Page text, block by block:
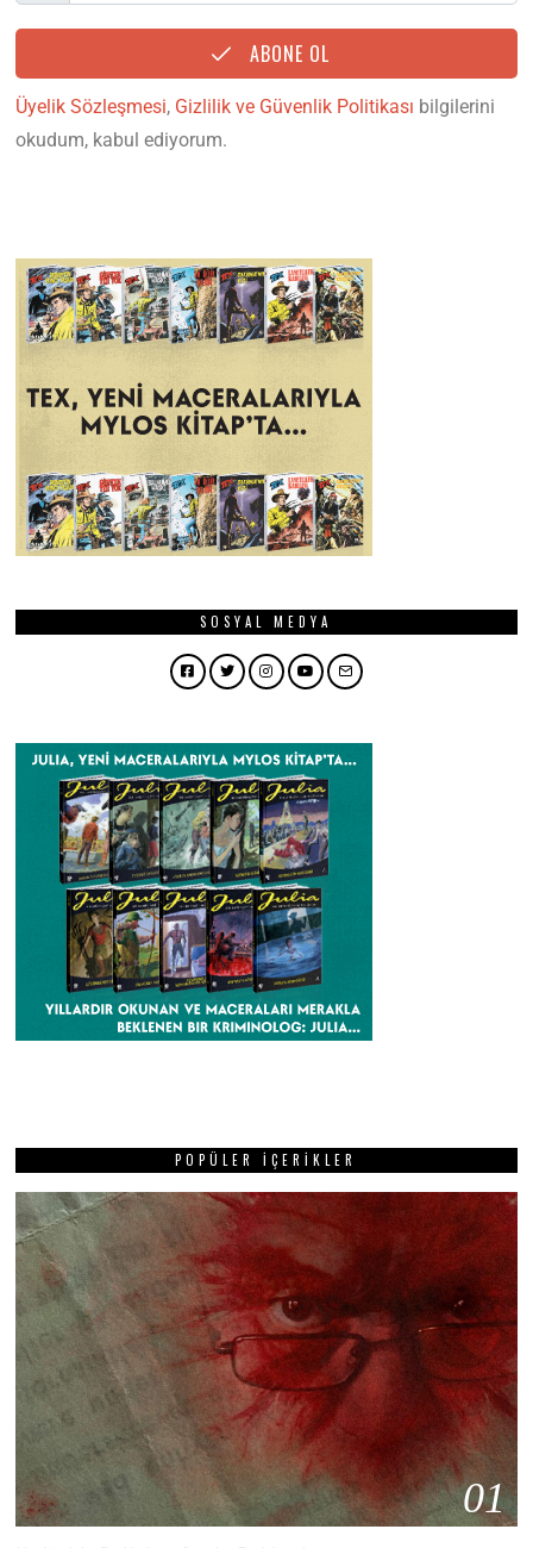
ABONE OL
Üyelik Sözleşmesi, Gizlilik ve Güvenlik Politikası bilgilerini
okudum, kabul ediyorum.
SOSYAL MEDYA
Facebook
TwitterInstagram
YouTubeEmail
POPÜLER İÇERIKLER
01